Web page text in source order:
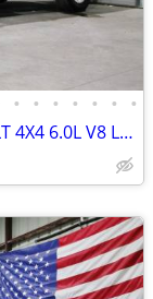
• • • • • • •
1-OWNER 2014 GMC SIERRA 2500HD SLT 4X4 6.0L V8 LEATHER MICHELIN TIRES!